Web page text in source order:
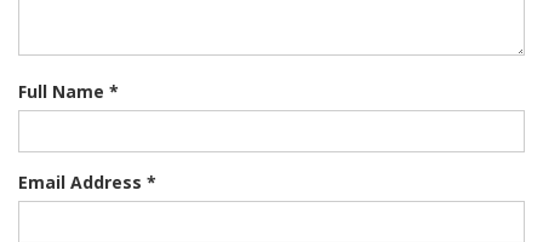
Full Name *
Email Address *